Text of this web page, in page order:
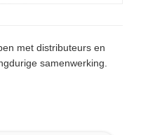
met distributeurs en
samenwerking.